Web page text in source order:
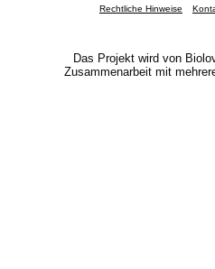
Rechtliche Hinweise
Das Projekt wird von
Zusammenarbeit mit